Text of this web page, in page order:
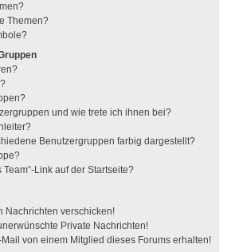
Themen?
und wie trete ich ihnen bei?
Benutzergruppen farbig dargestellt?
Team“-Link auf der Startseite?
Nachrichten verschicken!
Private Nachrichten!
von einem Mitglied dieses Forums erhalten!